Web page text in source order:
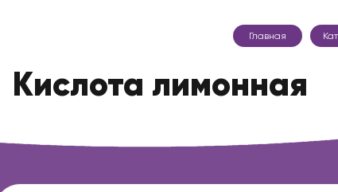
Главная
Кислота лимонная